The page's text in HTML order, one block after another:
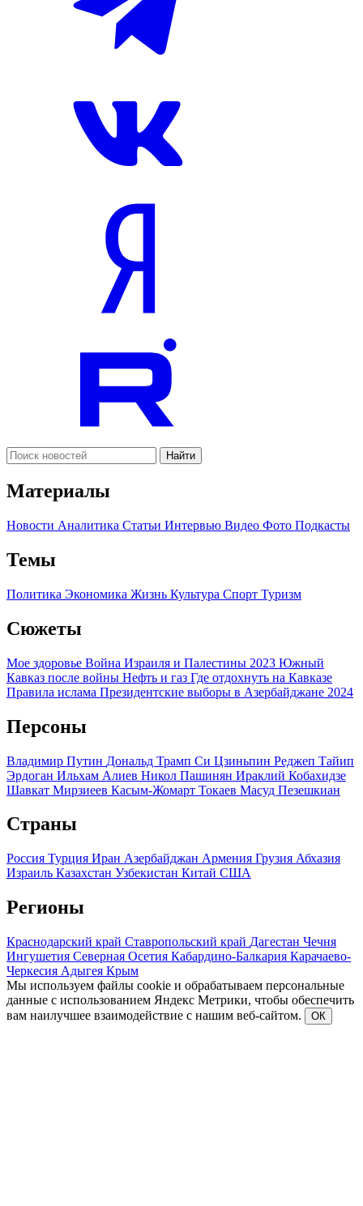
Найти
Материалы
Новости Аналитика Статьи Интервью Видео Фото Подкасты
Темы
Политика Экономика Жизнь Культура Спорт Туризм
Сюжеты
Мое здоровье Война Израиля и Палестины 2023 Южный
Кавказ после войны Нефть и газ Где отдохнуть на Кавказе
Правила ислама Президентские выборы в Азербайджане 2024
Персоны
Владимир Путин Дональд Трамп Си Цзиньпин Реджеп Тайип
Эрдоган Ильхам Алиев Никол Пашинян Ираклий Кобахидзе
Шавкат Мирзиеев Касым-Жомарт Токаев Масуд Пезешкиан
Страны
Россия Турция Иран Азербайджан Армения Грузия Абхазия
Израиль Казахстан Узбекистан Китай США
Регионы
Краснодарский край Ставропольский край Дагестан Чечня
Ингушетия Северная Осетия Кабардино-Балкария Карачаево-
Черкесия Адыгея Крым
Мы используем файлы cookie и обрабатываем персональные
данные с использованием Яндекс Метрики, чтобы обеспечить
вам наилучшее взаимодействие с нашим веб-сайтом.
ОК